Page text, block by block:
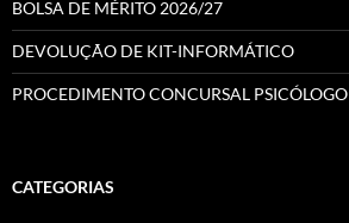
BOLSA DE MÉRITO 2026/27
DEVOLUÇÃO DE KIT-INFORMÁTICO
PROCEDIMENTO CONCURSAL PSICÓLOGO
CATEGORIAS